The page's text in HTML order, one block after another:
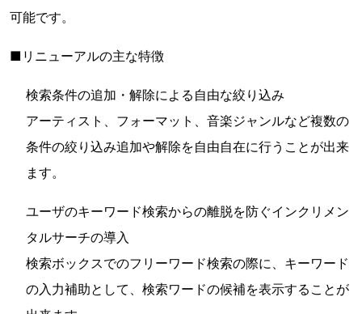
可能です。
■リニューアルの主な特徴
検索条件の追加・解除による自由な絞り込み
アーティスト、フォーマット、音楽ジャンルなど複数の
条件の絞り込み追加や解除を自由自在に行うことが出来
ます。
ユーザのキーワード検索からの離脱を防ぐインクリメン
タルサーチの導入
検索ボックスでのフリーワード検索の際に、キーワード
の入力補助として、検索ワードの候補を表示することが